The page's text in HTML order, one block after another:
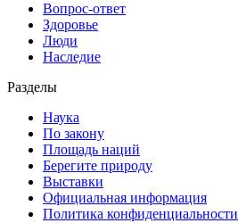
Вопрос-ответ
Здоровье
Люди
Наследие
Разделы
Наука
По закону
Площадь наций
Берегите природу
Выставки
Официальная информация
Политика конфиденциальности